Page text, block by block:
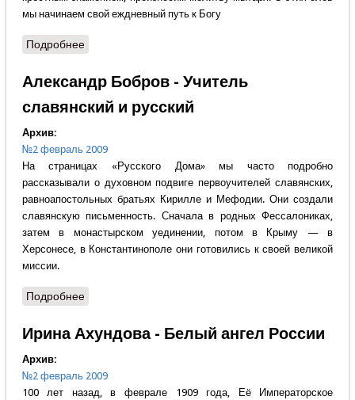
мы начинаем свой еждневный путь к Богу
Подробнеео Александр Сегень - Первая молитва дня
Александр Бобров - Учитель
славянский и русский
Архив:
№2 февраль 2009
На страницах «Русского Дома» мы часто подробно
рассказывали о духовном подвиге первоучителей славянских,
равноапостольных братьях Кирилле и Мефодии. Они создали
славянскую письменность. Сначала в родных Фессалониках,
затем в монастырском уединении, потом в Крыму — в
Херсонесе, в Константинополе они готовились к своей великой
миссии.
Подробнеео Александр Бобров - Учитель славянский и
Ирина Ахундова - Белый ангел России
Архив:
№2 февраль 2009
100 лет назад, в феврале 1909 года, Её Императорское